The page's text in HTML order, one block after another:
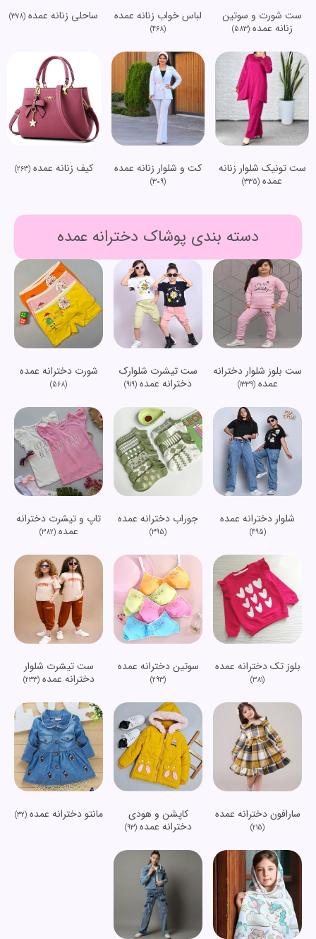
ست شورت و سوتین
زنانه عمده(583)
لباس خواب زنانه عمده
(468)
ساحلی زنانه عمده (378)
ست تونیک شلوار زنانه
عمده (335)
کت و شلوار زنانه عمده
(309)
کیف زنانه عمده(263)
دسته بندی پوشاک دخترانه عمده
ست بلوز شلوار دخترانه
عمده(1339)
ست تیشرت شلوارک
دخترانه عمده (919)
شورت دخترانه عمده
(568)
شلوار دخترانه عمده
(495)
جوراب دخترانه عمده
(395)
تاپ و تیشرت دخترانه
عمده(382)
بلوز تک دخترانه عمده
(381)
سوتین دخترانه عمده
(293)
ست تیشرت شلوار
دخترانه عمده(233)
سارافون دخترانه عمده
(215)
کاپشن و هودی
دخترانه عمده(93)
مانتو دخترانه عمده(32)